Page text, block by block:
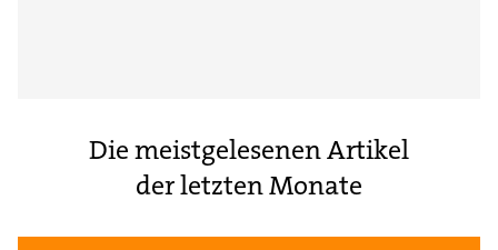
Die meistgelesenen Artikel
der letzten Monate